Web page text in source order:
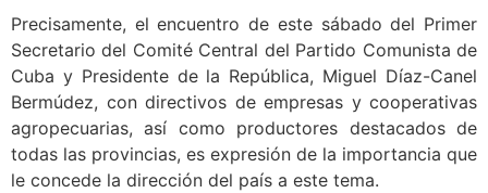
Precisamente, el encuentro de este sábado del Primer
Secretario del Comité Central del Partido Comunista de
Cuba y Presidente de la República, Miguel Díaz-Canel
Bermúdez, con directivos de empresas y cooperativas
agropecuarias, así como productores destacados de
todas las provincias, es expresión de la importancia que
le concede la dirección del país a este tema.